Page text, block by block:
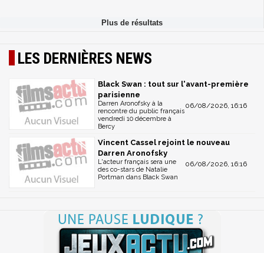
LES DERNIÈRES NEWS
Black Swan : tout sur l'avant-première
parisienne
06/08/2026, 16:16
Darren Aronofsky à la
rencontre du public français
vendredi 10 décembre à
Bercy
Vincent Cassel rejoint le nouveau
Darren Aronofsky
06/08/2026, 16:16
L'acteur français sera une
des co-stars de Natalie
Portman dans Black Swan